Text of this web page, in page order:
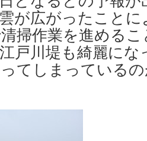
が広がったこと
掃作業を進める
戸川堤も綺麗に
てしまっている